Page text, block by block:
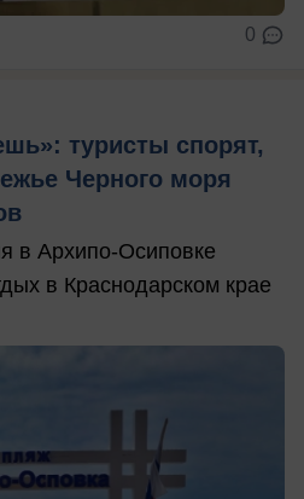
0
туристы спорят,
Черного моря
в Архипо-Осиповке
в Краснодарском крае